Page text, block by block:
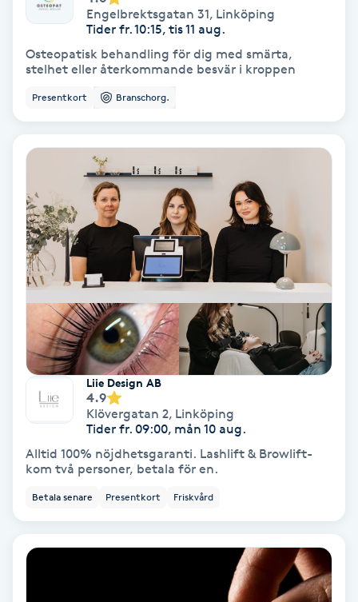
Fransförlängning Volym
Fransk manikyr
Frekvensterapi
Friskvård
Friskvårdsmassage
Frisör
Funktionsanalys
Färgning
Föning
Engelbrektsgatan 31, Linköping
Tider fr. 10:15, tis 11 aug.
Osteopatisk behandling för dig med smärta,
stelhet eller återkommande besvär i kroppen
Presentkort Branschorg.
Liie Design AB
4.9
Klövergatan 2, Linköping
Tider fr. 09:00, mån 10 aug.
Alltid 100% nöjdhetsgaranti. Lashlift & Browlift-
kom två personer, betala för en.
Betala senare Presentkort Friskvård